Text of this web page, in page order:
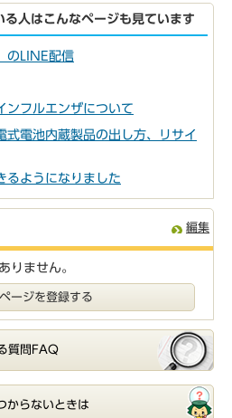
る人はこんなページも見ています
のLINE配信
ンフルエンザについて
式電池内蔵製品の出し方、リサイ
るようになりました
編集
りません。
ージを登録する
質問FAQ
からないときは